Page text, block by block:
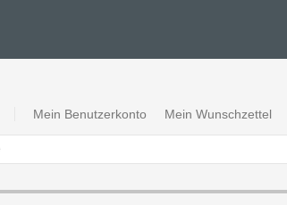
Mein Benutzerkonto Mein Wunschzettel